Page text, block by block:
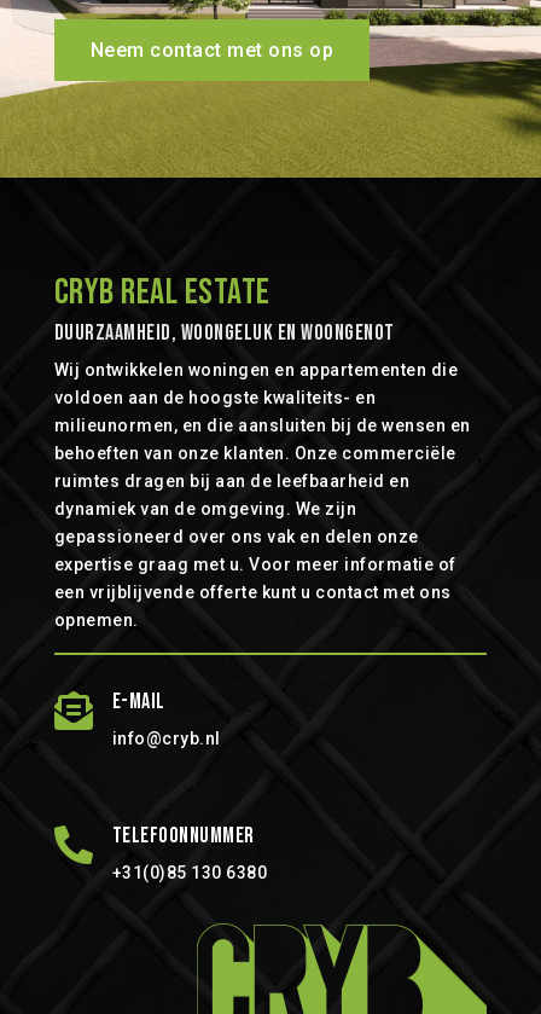
Neem contact met ons op
CRYB REAL ESTATE
Duurzaamheid, Woongeluk en Woongenot
Wij ontwikkelen woningen en appartementen die
voldoen aan de hoogste kwaliteits- en
milieunormen, en die aansluiten bij de wensen en
behoeften van onze klanten. Onze commerciële
ruimtes dragen bij aan de leefbaarheid en
dynamiek van de omgeving. We zijn
gepassioneerd over ons vak en delen onze
expertise graag met u. Voor meer informatie of
een vrijblijvende offerte kunt u contact met ons
opnemen.
 E-mail
info@cryb.nl
 Telefoonnummer
+31(0)85 130 6380